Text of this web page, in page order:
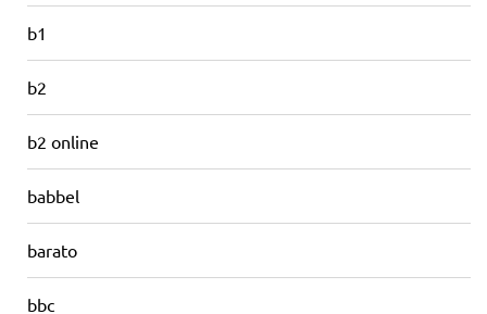
b1
b2
b2 online
babbel
barato
bbc